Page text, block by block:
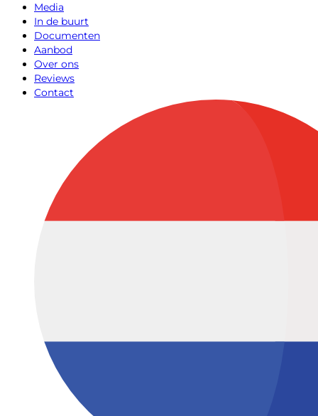
Media
In de buurt
Documenten
Aanbod
Over ons
Reviews
Contact